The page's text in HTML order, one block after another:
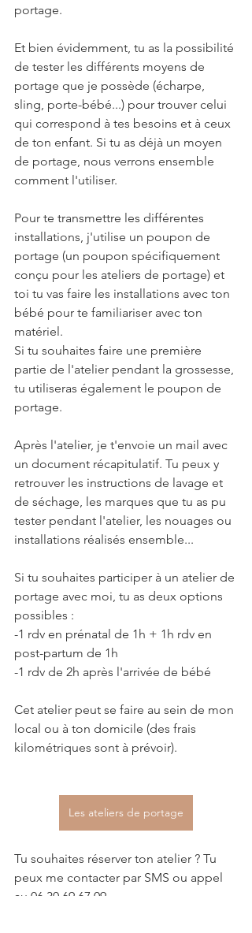
portage.
Et bien évidemment, tu as la possibilité
de tester les différents moyens de
portage que je possède (écharpe,
sling, porte-bébé...) pour trouver celui
qui correspond à tes besoins et à ceux
de ton enfant. Si tu as déjà un moyen
de portage, nous verrons ensemble
comment l'utiliser.
Pour te transmettre les différentes
installations, j'utilise un poupon de
portage (un poupon spécifiquement
conçu pour les ateliers de portage) et
toi tu vas faire les installations avec ton
bébé pour te familiariser avec ton
matériel.
Si tu souhaites faire une première
partie de l'atelier pendant la grossesse,
tu utiliseras également le poupon de
portage.
Après l'atelier, je t'envoie un mail avec
un document récapitulatif. Tu peux y
retrouver les instructions de lavage et
de séchage, les marques que tu as pu
tester pendant l'atelier, les nouages ou
installations réalisés ensemble...
Si tu souhaites participer à un atelier de
portage avec moi, tu as deux options
possibles :
-1 rdv en prénatal de 1h + 1h rdv en
post-partum de 1h
-1 rdv de 2h après l'arrivée de bébé
Cet atelier peut se faire au sein de mon
local ou à ton domicile (des frais
kilométriques sont à prévoir).
Les ateliers de portage
Tu souhaites réserver ton atelier ? Tu
peux me contacter par SMS ou appel
au 06 30 69 67 09.